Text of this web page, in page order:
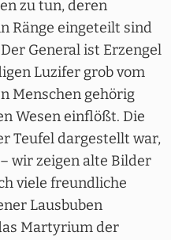
zu tun, deren
Ränge eingeteilt sind
General ist Erzengel
Luzifer grob vom
Menschen gehörig
Wesen einflößt. Die
Teufel dargestellt war,
wir zeigen alte Bilder
viele freundliche
Lausbuben
Martyrium der